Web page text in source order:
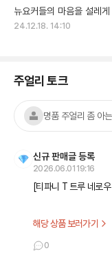
24.12.18. 14:10
주얼리 토크
명품 주얼리 좀 아
신규 판매글 등록
2026.06.01 19:16
[티파니 T 트루 네로
해당 상품 보러가기
0